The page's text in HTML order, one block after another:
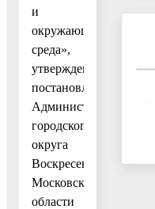
и
окружающая
среда»,
утвержденную
постановлением
Администрации
городского
округа
Воскресенск
Московской
области